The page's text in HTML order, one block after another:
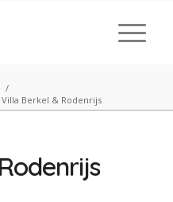
/
Villa Berkel & Rodenrijs